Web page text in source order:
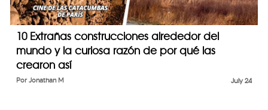
10 Extrañas construcciones alrededor del
mundo y la curiosa razón de por qué las
crearon así
July 24
Por Jonathan M